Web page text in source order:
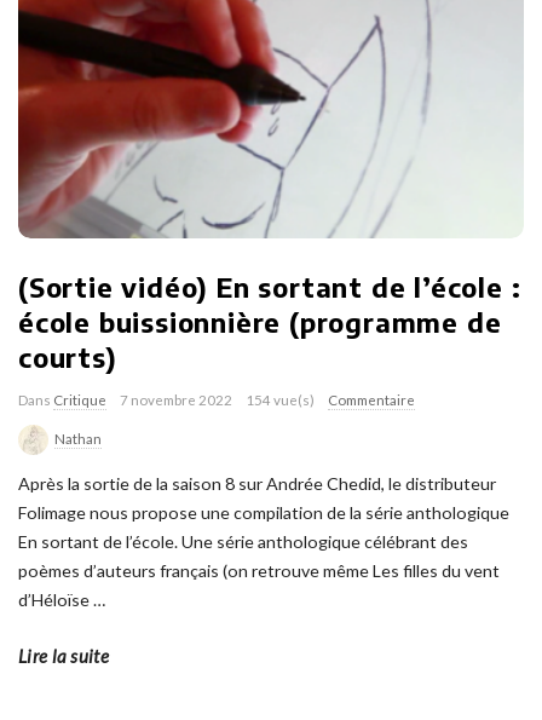
(Sortie vidéo) En sortant de l’école :
école buissionnière (programme de
courts)
Dans Critique 7 novembre 2022 154 vue(s) Commentaire
Nathan
Après la sortie de la saison 8 sur Andrée Chedid, le distributeur
Folimage nous propose une compilation de la série anthologique
En sortant de l’école. Une série anthologique célébrant des
poèmes d’auteurs français (on retrouve même Les filles du vent
d’Héloïse…
Lire la suite